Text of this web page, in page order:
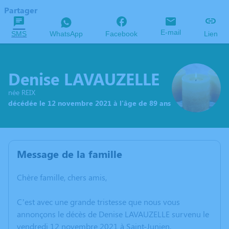
Partager
SMS WhatsApp Facebook E-mail Lien
Denise LAVAUZELLE
née REIX
décédée le 12 novembre 2021 à l'âge de 89 ans
Message de la famille
Chère famille, chers amis,
C’est avec une grande tristesse que nous vous
annonçons le décès de Denise LAVAUZELLE survenu le
vendredi 12 novembre 2021 à Saint-Junien.